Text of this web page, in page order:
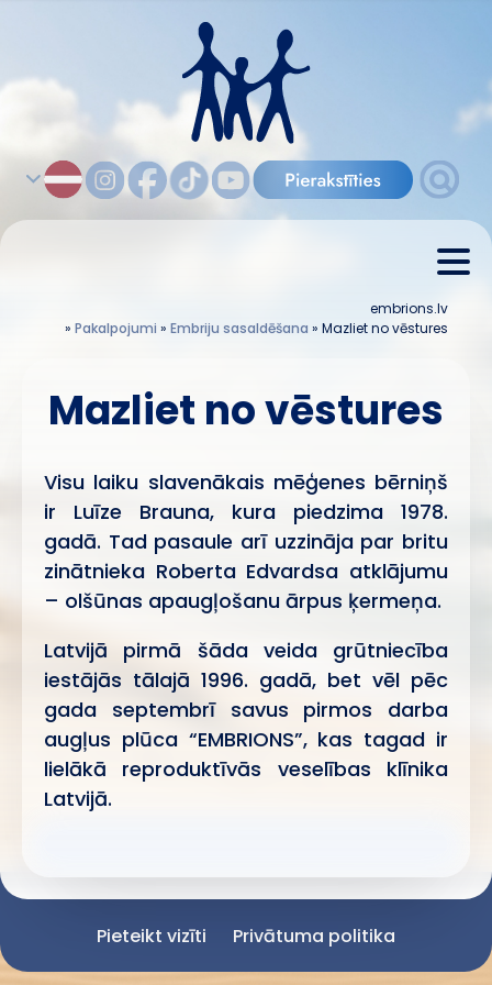
embrions.lv
» Pakalpojumi » Embriju sasaldēšana » Mazliet no vēstures
Mazliet no vēstures
Visu laiku slavenākais mēģenes bērniņš
ir Luīze Brauna, kura piedzima 1978.
gadā. Tad pasaule arī uzzināja par britu
zinātnieka Roberta Edvardsa atklājumu
– olšūnas apaugļošanu ārpus ķermeņa.
Latvijā pirmā šāda veida grūtniecība
iestājās tālajā 1996. gadā, bet vēl pēc
gada septembrī savus pirmos darba
augļus plūca “EMBRIONS”, kas tagad ir
lielākā reproduktīvās veselības klīnika
Latvijā.
Pieteikt vizīti Privātuma politika